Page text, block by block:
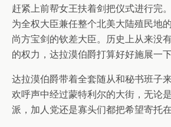
赶紧上前帮女王扶着剑把仪式进行完
为全权大臣兼任整个北美大陆殖民地
尚方宝剑的钦差大臣。历史上从来没
的权力，达拉漠伯爵打算好好施展一下
达拉漠伯爵带着全套随从和秘书班子
欢呼声中经过蒙特利尔的大街，无论
派，加人党还是寡头们都把希望寄托在